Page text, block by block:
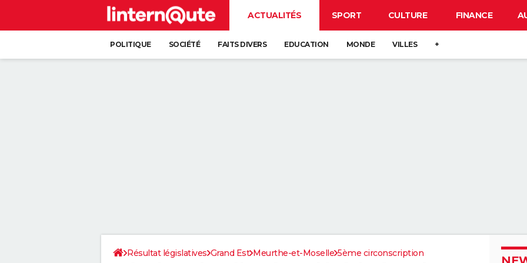
ACTUALITÉS SPORT CULTURE FINANCE
POLITIQUE SOCIÉTÉ FAITS DIVERS EDUCATION MONDE VILLES +
Résultat législatives Grand Est Meurthe-et-Moselle 5ème circonscription